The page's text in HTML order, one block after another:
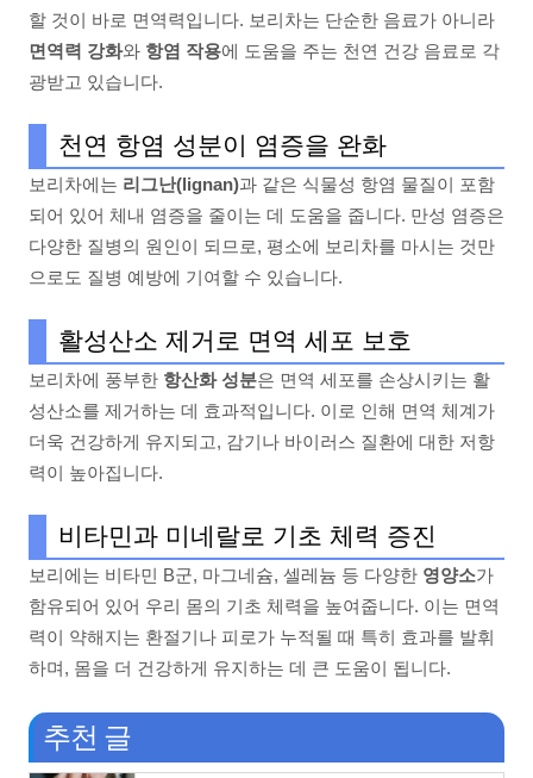
할 것이 바로 면역력입니다. 보리차는 단순한 음료가 아니라
면역력 강화와 항염 작용에 도움을 주는 천연 건강 음료로 각
광받고 있습니다.
천연 항염 성분이 염증을 완화
보리차에는 리그난(lignan)과 같은 식물성 항염 물질이 포함
되어 있어 체내 염증을 줄이는 데 도움을 줍니다. 만성 염증은
다양한 질병의 원인이 되므로, 평소에 보리차를 마시는 것만
으로도 질병 예방에 기여할 수 있습니다.
활성산소 제거로 면역 세포 보호
보리차에 풍부한 항산화 성분은 면역 세포를 손상시키는 활
성산소를 제거하는 데 효과적입니다. 이로 인해 면역 체계가
더욱 건강하게 유지되고, 감기나 바이러스 질환에 대한 저항
력이 높아집니다.
비타민과 미네랄로 기초 체력 증진
보리에는 비타민 B군, 마그네슘, 셀레늄 등 다양한 영양소가
함유되어 있어 우리 몸의 기초 체력을 높여줍니다. 이는 면역
력이 약해지는 환절기나 피로가 누적될 때 특히 효과를 발휘
하며, 몸을 더 건강하게 유지하는 데 큰 도움이 됩니다.
추천 글